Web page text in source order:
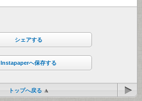
シェアする
Instapaperへ保存する
トップへ戻る